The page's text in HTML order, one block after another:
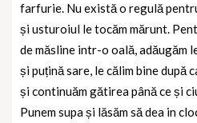
farfurie. Nu există o regulă
și usturoiul le tocăm mărunt.
de măsline intr-o oală, adăugăm
și puțină sare, le călim bine după
și continuăm gătirea până ce și
Punem supa și lăsăm să dea in